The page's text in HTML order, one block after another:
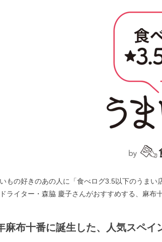
もの好きのあの人に「食べログ3.5以下のうま
ライター・森脇 慶子さんがおすすめする、麻布
麻布十番に誕生した、人気スペイ